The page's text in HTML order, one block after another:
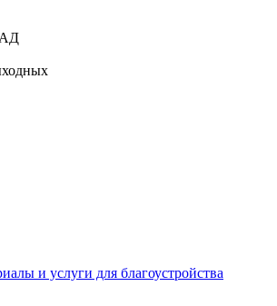
и услуги для благоустройства